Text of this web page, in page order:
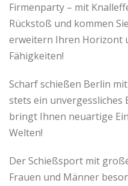
Firmenparty – mit
Rückstoß und kommen
erweitern Ihren Horizont
Fähigkeiten!
Scharf schießen Berlin
stets ein
bringt Ihnen neuartige
Welten!
Der Schießsport mit
Frauen und Männer